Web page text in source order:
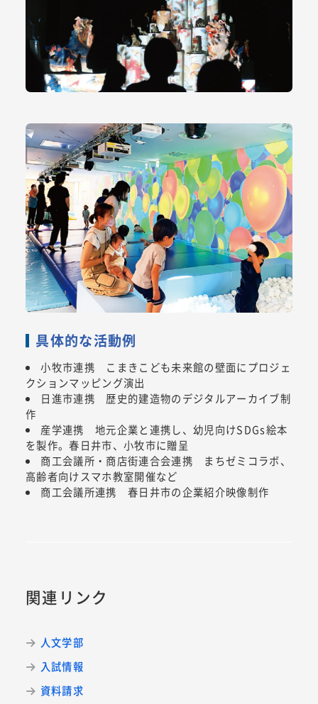
具体的な活動例
小牧市連携 こまきこども未来館の壁面にプロジェ
クションマッピング演出
日進市連携 歴史的建造物のデジタルアーカイブ制
作
産学連携 地元企業と連携し、幼児向けSDGs絵本
を製作。春日井市、小牧市に贈呈
商工会議所・商店街連合会連携 まちゼミコラボ、
高齢者向けスマホ教室開催など
商工会議所連携 春日井市の企業紹介映像制作
関連リンク
人文学部
入試情報
資料請求